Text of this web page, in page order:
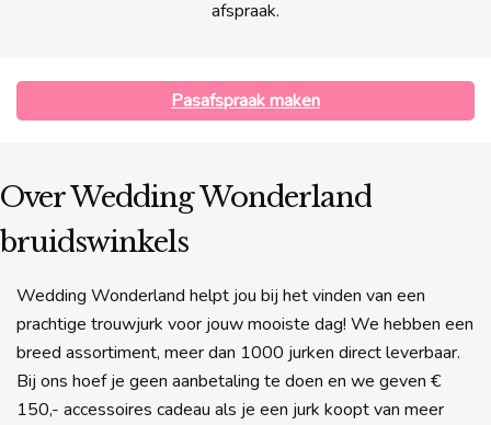
afspraak.
Pasafspraak maken
Over Wedding Wonderland
bruidswinkels
Wedding Wonderland helpt jou bij het vinden van een
prachtige trouwjurk voor jouw mooiste dag! We hebben een
breed assortiment, meer dan 1000 jurken direct leverbaar.
Bij ons hoef je geen aanbetaling te doen en we geven €
150,- accessoires cadeau als je een jurk koopt van meer